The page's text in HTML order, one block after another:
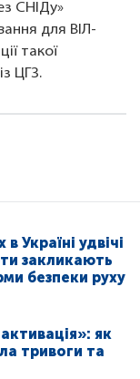
СНІДу»
для ВІЛ-
такої
ЦГЗ.
Україні удвічі
закликають
безпеки руху
як
тривоги та